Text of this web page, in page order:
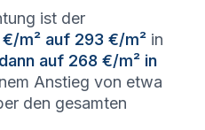
ist der
m² auf 293 €/m² in
auf 268 €/m² in
Anstieg von etwa
den gesamten